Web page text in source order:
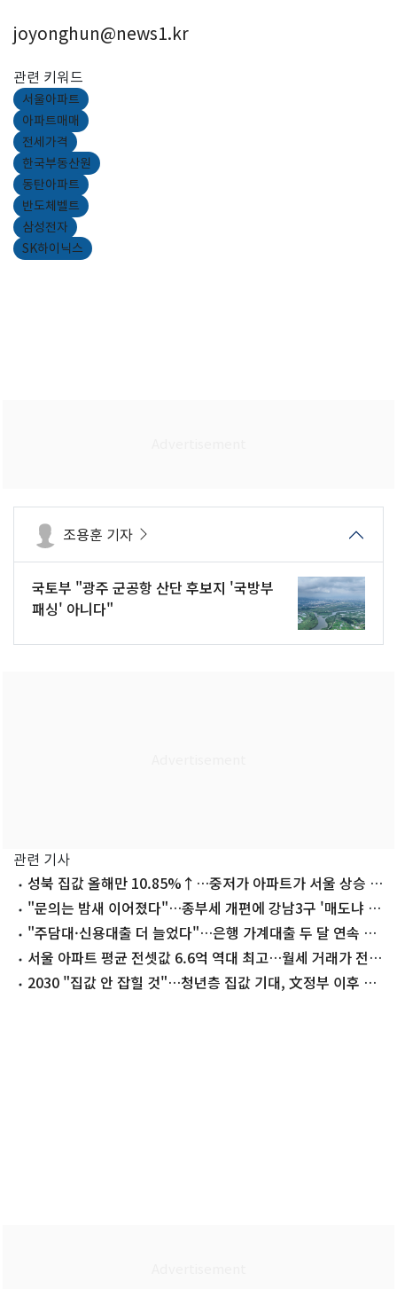
joyonghun@news1.kr
관련 키워드
서울아파트
아파트매매
전세가격
한국부동산원
동탄아파트
반도체벨트
삼성전자
SK하이닉스
조용훈 기자
국토부 "광주 군공항 산단 후보지 '국방부
패싱' 아니다"
관련 기사
성북 집값 올해만 10.85%↑…중저가 아파트가 서울 상승 주
도 "문의는 밤새 이어졌다"…종부세 개편에 강남3구 '매도냐 버
티기냐'
"주담대·신용대출 더 늘었다"…은행 가계대출 두 달 연속 4
조 ↑
서울 아파트 평균 전셋값 6.6억 역대 최고…월세 거래가 전세
추월2030 "집값 안 잡힐 것"…청년층 집값 기대, 文정부 이후 최